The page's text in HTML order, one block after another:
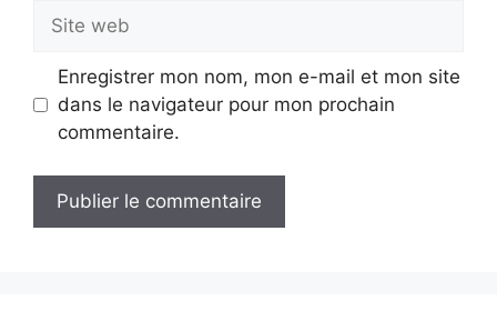
Site
web
Enregistrer mon nom, mon e-mail et mon site
dans le navigateur pour mon prochain
commentaire.